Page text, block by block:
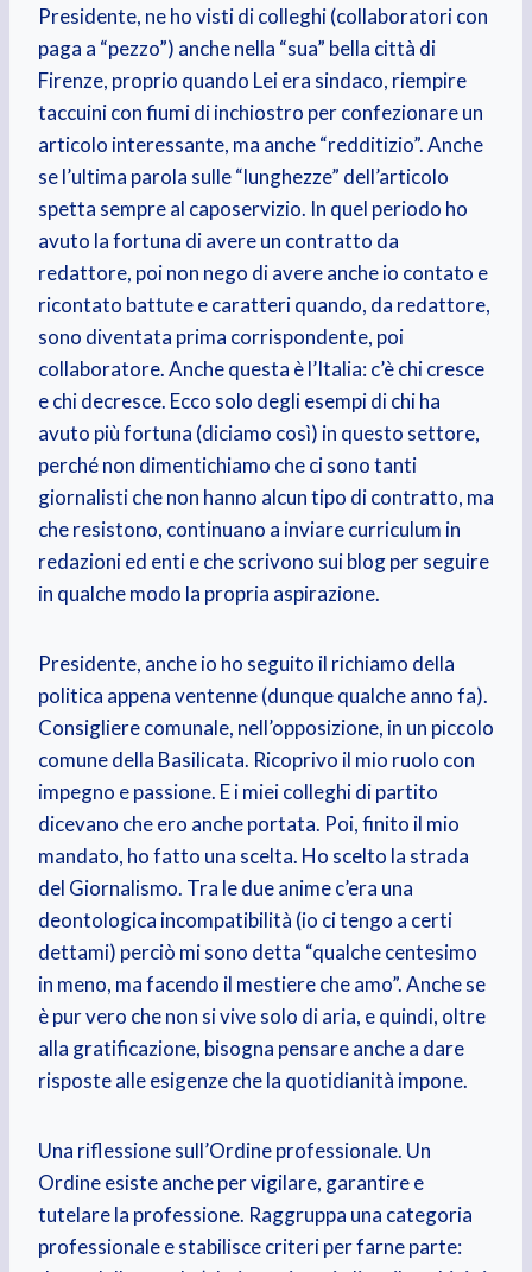
Presidente, ne ho visti di colleghi (collaboratori con
paga a “pezzo”) anche nella “sua” bella città di
Firenze, proprio quando Lei era sindaco, riempire
taccuini con fiumi di inchiostro per confezionare un
articolo interessante, ma anche “redditizio”. Anche
se l’ultima parola sulle “lunghezze” dell’articolo
spetta sempre al caposervizio. In quel periodo ho
avuto la fortuna di avere un contratto da
redattore, poi non nego di avere anche io contato e
ricontato battute e caratteri quando, da redattore,
sono diventata prima corrispondente, poi
collaboratore. Anche questa è l’Italia: c’è chi cresce
e chi decresce. Ecco solo degli esempi di chi ha
avuto più fortuna (diciamo così) in questo settore,
perché non dimentichiamo che ci sono tanti
giornalisti che non hanno alcun tipo di contratto, ma
che resistono, continuano a inviare curriculum in
redazioni ed enti e che scrivono sui blog per seguire
in qualche modo la propria aspirazione.
Presidente, anche io ho seguito il richiamo della
politica appena ventenne (dunque qualche anno fa).
Consigliere comunale, nell’opposizione, in un piccolo
comune della Basilicata. Ricoprivo il mio ruolo con
impegno e passione. E i miei colleghi di partito
dicevano che ero anche portata. Poi, finito il mio
mandato, ho fatto una scelta. Ho scelto la strada
del Giornalismo. Tra le due anime c’era una
deontologica incompatibilità (io ci tengo a certi
dettami) perciò mi sono detta “qualche centesimo
in meno, ma facendo il mestiere che amo”. Anche se
è pur vero che non si vive solo di aria, e quindi, oltre
alla gratificazione, bisogna pensare anche a dare
risposte alle esigenze che la quotidianità impone.
Una riflessione sull’Ordine professionale. Un
Ordine esiste anche per vigilare, garantire e
tutelare la professione. Raggruppa una categoria
professionale e stabilisce criteri per farne parte: